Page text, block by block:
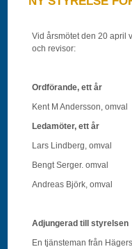
Vid årsmötet den 20 april
och revisor:
Ordförande, ett år
Kent M Andersson, omval
Ledamöter, ett år
Lars Lindberg, omval
Bengt Serger. omval
Andreas Björk, omval
Adjungerad till styrelsen
En tjänsteman från